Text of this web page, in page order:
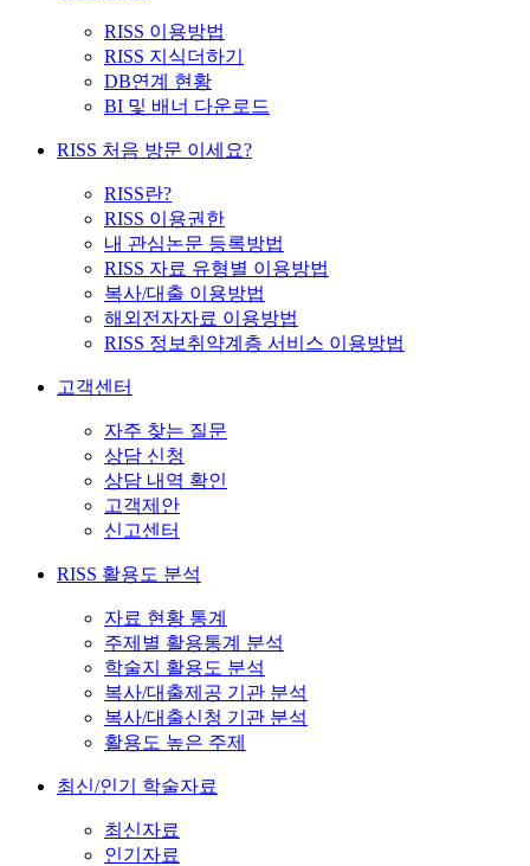
RISS 이용방법
RISS 지식더하기
DB연계 현황
BI 및 배너 다운로드
RISS 처음 방문 이세요?
RISS란?
RISS 이용권한
내 관심논문 등록방법
RISS 자료 유형별 이용방법
복사/대출 이용방법
해외전자자료 이용방법
RISS 정보취약계층 서비스 이용방법
고객센터
자주 찾는 질문
상담 신청
상담 내역 확인
고객제안
신고센터
RISS 활용도 분석
자료 현황 통계
주제별 활용통계 분석
학술지 활용도 분석
복사/대출제공 기관 분석
복사/대출신청 기관 분석
활용도 높은 주제
최신/인기 학술자료
최신자료
인기자료